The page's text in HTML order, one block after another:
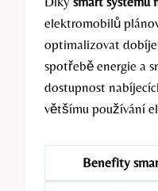
elektromobilů
optimalizovat
spotřebě energie a
dostupnost
většímu používání
Benefity